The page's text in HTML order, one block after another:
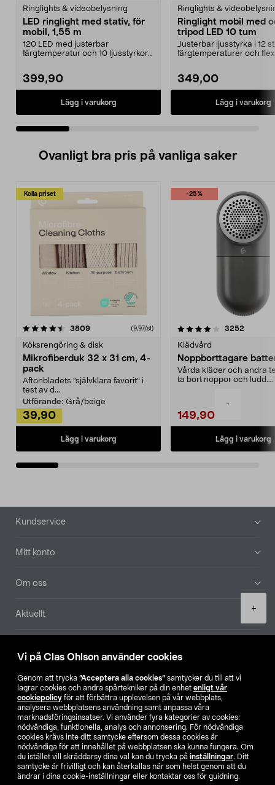
Vi på Clas Ohlson använder cookies
Genom att trycka ”Acceptera alla cookies” samtycker du till att vi
lagrar cookies och andra spårtekniker på din enhet enligt vår
cookiepolicy för att förbättra upplevelsen på vår webbplats,
analysera webbplatsens användning samt anpassa våra
marknadsföringsinsatser. Vi använder fyra kategorier av cookies:
nödvändiga, funktionella, analys och annonsering. För nödvändiga
cookies krävs inte ditt samtycke eftersom dessa cookies är
nödvändiga för att innehållet på webbplatsen ska kunna fungera. Om
du istället vill skräddarsy dina val kan du trycka på inställningar. Ditt
samtycke är frivilligt och kan återkallas när som helst genom att du
ändrar i dina cookie-inställningar eller kontaktar oss för guidning.
-
+
Ringlights & videobelysning
LED ringlight med stativ, för
mobil, 1,55 m
120 LED med justerbar
färgtemperatur och 10 ljusstyrkor
399,90
Lägg i varukorg
Ringlights &
Ringlight mobil med
tripod LED 10 tum
Justerbar ljusstyrka i 12
färgtemperaturer och
349,00
Lägg i varukorg
Ovanligt bra pris på vanliga saker
Kolla priset
3809recensioner (9,97/st)
Köksrengöring & disk
Mikrofiberduk 32 x 31 cm, 4-
pack
Aftonbladets "självklara favorit” i
test av d...
Utförande: Grå/beige
39,90
Lägg i varukorg
-25%
4.0av 5 stjärnor 3252
Klädvård
Noppborttagare
Vårda kläder och andra
ta bort noppor och ludd.
149,90
Lägg i varukorg
4.5av 5 stjärnor
Sidfot
Kundservice
Mitt konto
Om oss
Aktuellt
Hitta butik
SE NO FI